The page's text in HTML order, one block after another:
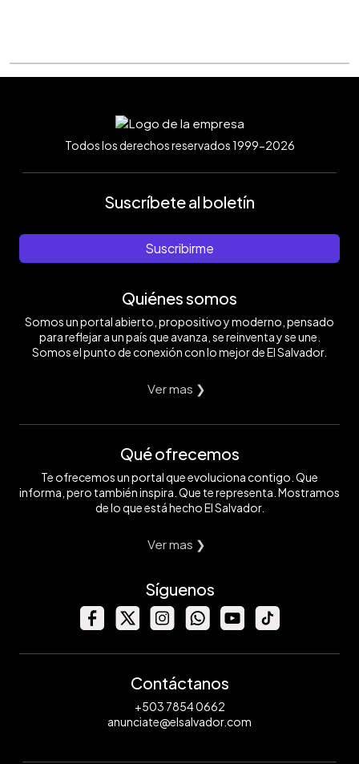
Todos los derechos reservados 1999-2026
Suscríbete al boletín
Suscribirme
Quiénes somos
Somos un portal abierto, propositivo y moderno, pensado
para reflejar a un país que avanza, se reinventa y se une.
Somos el punto de conexión con lo mejor de El Salvador.
Ver mas ❯
Qué ofrecemos
Te ofrecemos un portal que evoluciona contigo. Que
informa, pero también inspira. Que te representa. Mostramos
de lo que está hecho El Salvador.
Ver mas ❯
Síguenos
Contáctanos
+503 7854 0662
anunciate@elsalvador.com